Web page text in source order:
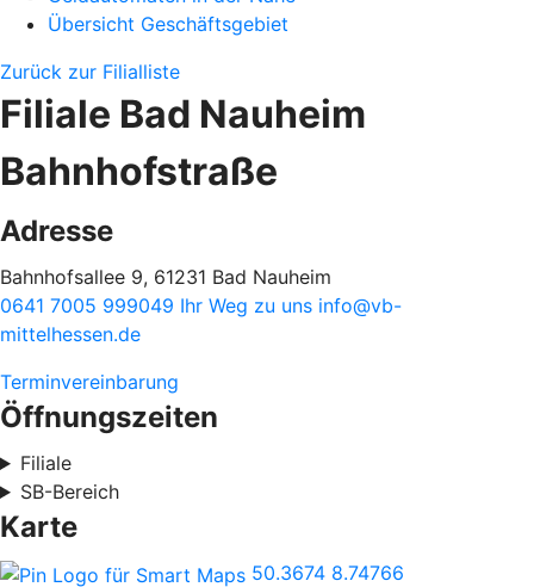
Übersicht Geschäftsgebiet
Zurück zur Filialliste
Filiale Bad Nauheim
Bahnhofstraße
Adresse
Bahnhofsallee 9, 61231 Bad Nauheim
0641 7005 999049 Ihr Weg zu uns info@vb-
mittelhessen.de
Terminvereinbarung
Öffnungszeiten
Filiale
SB-Bereich
Karte
50.3674 8.74766